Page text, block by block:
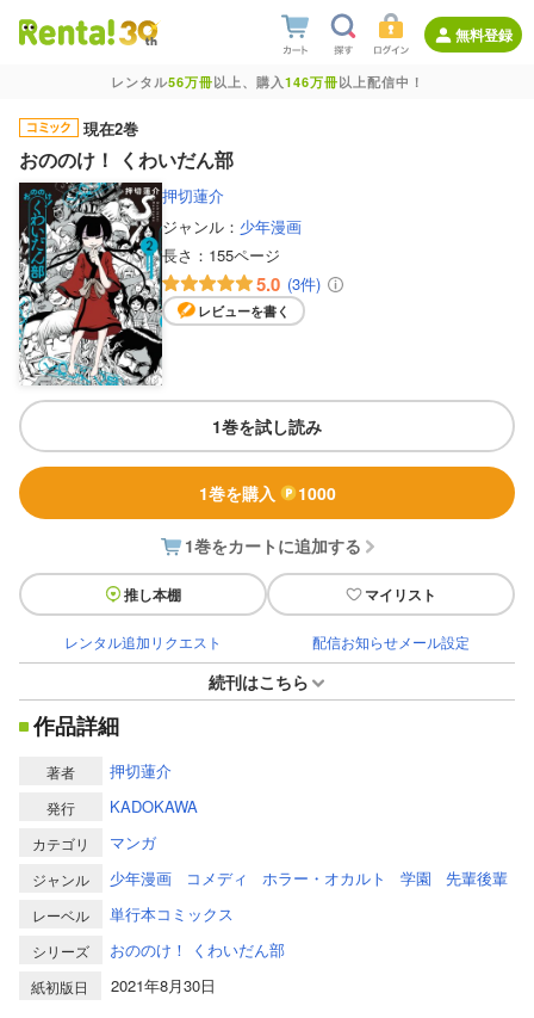
無料登録
レンタル56万冊以上、購入146万冊以上配信中！
現在2巻
おののけ！ くわいだん部
押切蓮介
ジャンル： 少年漫画
長さ： 155ページ
5.0 (3件)
レビューを書く
1巻を試し読み
1巻を購入 1000
1巻をカートに追加する
推し本棚 マイリスト
レンタル追加リクエスト 配信お知らせメール設定
続刊はこちら
作品詳細
著者 押切蓮介
発行 KADOKAWA
カテゴリ マンガ
ジャンル 少年漫画 コメディ ホラー・オカルト 学園 先輩後輩
レーベル 単行本コミックス
シリーズ おののけ！ くわいだん部
紙初版日
2021年8月30日